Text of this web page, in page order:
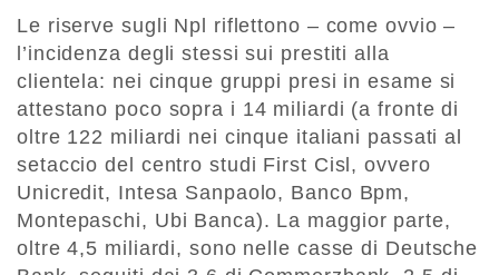
Le riserve sugli Npl riflettono – come ovvio –
l’incidenza degli stessi sui prestiti alla
clientela: nei cinque gruppi presi in esame si
attestano poco sopra i 14 miliardi (a fronte di
oltre 122 miliardi nei cinque italiani passati al
setaccio del centro studi First Cisl, ovvero
Unicredit, Intesa Sanpaolo, Banco Bpm,
Montepaschi, Ubi Banca). La maggior parte,
oltre 4,5 miliardi, sono nelle casse di Deutsche